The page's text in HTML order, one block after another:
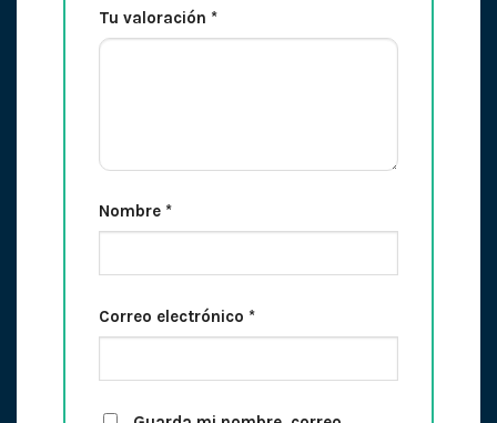
Tu valoración *
Nombre *
Correo electrónico *